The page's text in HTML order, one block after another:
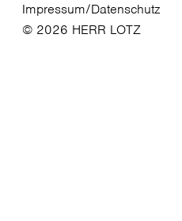
Impressum/Datenschutz
© 2026 HERR LOTZ